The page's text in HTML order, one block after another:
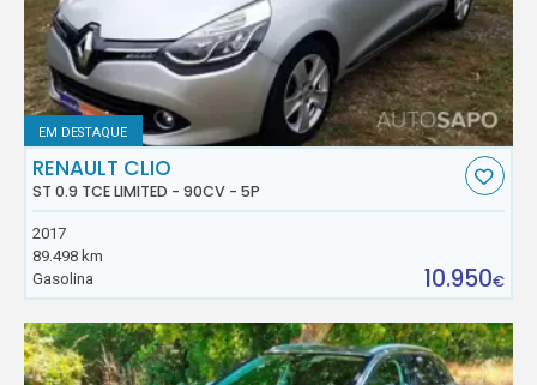
EM DESTAQUE
RENAULT CLIO
ST 0.9 TCE LIMITED - 90CV - 5P
2017
89.498 km
Gasolina
10.950€